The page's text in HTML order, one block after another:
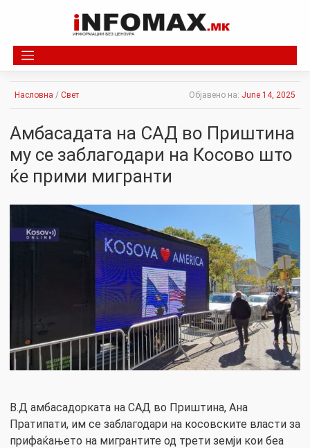
Насловна / Свет Објавено на: June 14, 2025
Амбасадата на САД во Приштина
му се заблагодари на Косово што
ќе прими мигранти
В.Д амбасадорката на САД во Приштина, Ана
Пратипати, им се заблагодари на косовските власти за
прифаќањето на мигрантите од трети земји кои беа